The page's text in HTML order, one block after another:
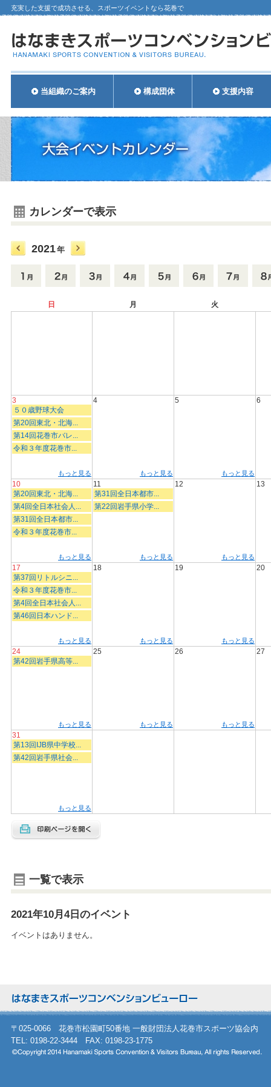
充実した支援で成功させる、スポーツイベントなら花巻で
当組織のご案内 構成団体 支援内容
カレンダーで表示
2021年
日 月 火
3
５０歳野球大会
第20回東北・北海...
第14回花巻市バレ...
令和３年度花巻市...
もっと見る
4
もっと見る
5
もっと見る
6
10
第20回東北・北海...
第4回全日本社会人...
第31回全日本都市...
令和３年度花巻市...
もっと見る
11
第31回全日本都市...
第22回岩手県小学...
もっと見る
12
もっと見る
13
17
第37回リトルシニ...
令和３年度花巻市...
第4回全日本社会人...
第46回日本ハンド...
もっと見る
18
もっと見る
19
もっと見る
20
24
第42回岩手県高等...
もっと見る
25
もっと見る
26
もっと見る
27
31
第13回IJB県中学校...
第42回岩手県社会...
もっと見る
一覧で表示
2021年10月4日のイベント
イベントはありません。
〒025-0066 花巻市松園町50番地 一般財団法人花巻市スポーツ協会内
TEL: 0198-22-3444 FAX: 0198-23-1775